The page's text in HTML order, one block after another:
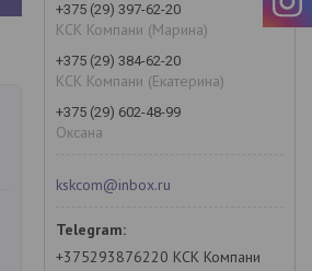
+375 (29) 397-62-20
КСК Компани (Марина)
+375 (29) 384-62-20
КСК Компани (Екатерина)
+375 (29) 602-48-99
Оксана
kskcom@inbox.ru
+375293876220 КСК Компани